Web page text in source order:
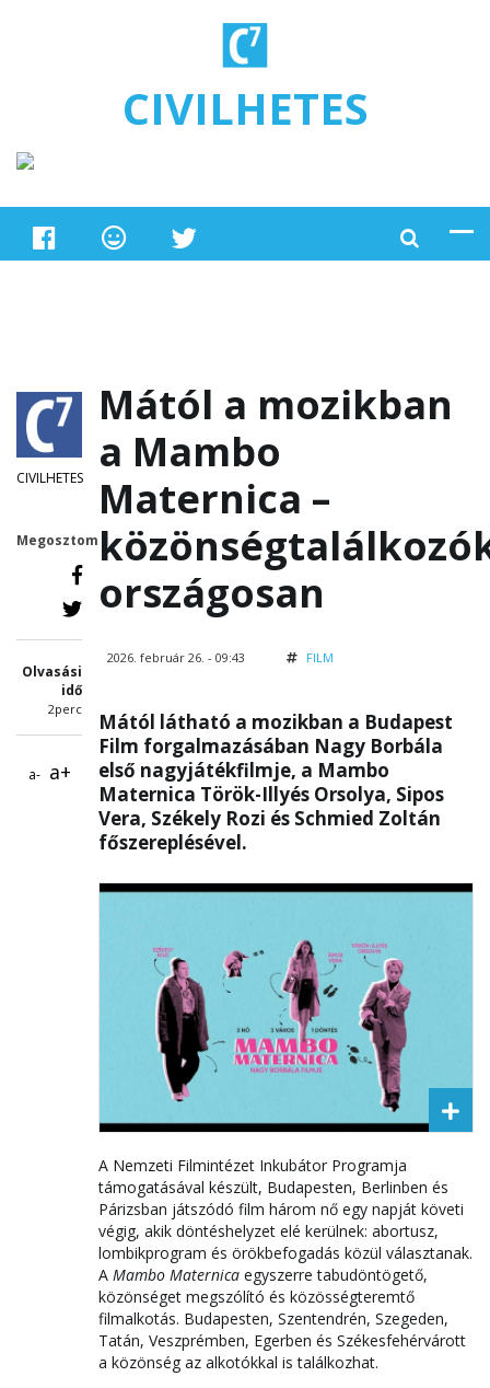
CIVILHETES
CIVILHETES
Megosztom
Olvasási
idő
2perc
a- a+
Mától a mozikban
a Mambo
Maternica –
országosan
2026. február 26. - 09:43 FILM
Mától látható a mozikban a Budapest
Film forgalmazásában Nagy Borbála
első nagyjátékfilmje, a Mambo
Maternica Török-Illyés Orsolya, Sipos
Vera, Székely Rozi és Schmied Zoltán
főszereplésével.
A Nemzeti Filmintézet Inkubátor Programja
támogatásával készült, Budapesten, Berlinben és
Párizsban játszódó film három nő egy napját követi
végig, akik döntéshelyzet elé kerülnek: abortusz,
lombikprogram és örökbefogadás közül választanak.
A Mambo Maternica egyszerre tabudöntögető,
közönséget megszólító és közösségteremtő
filmalkotás. Budapesten, Szentendrén, Szegeden,
Tatán, Veszprémben, Egerben és Székesfehérvárott
a közönség az alkotókkal is találkozhat.